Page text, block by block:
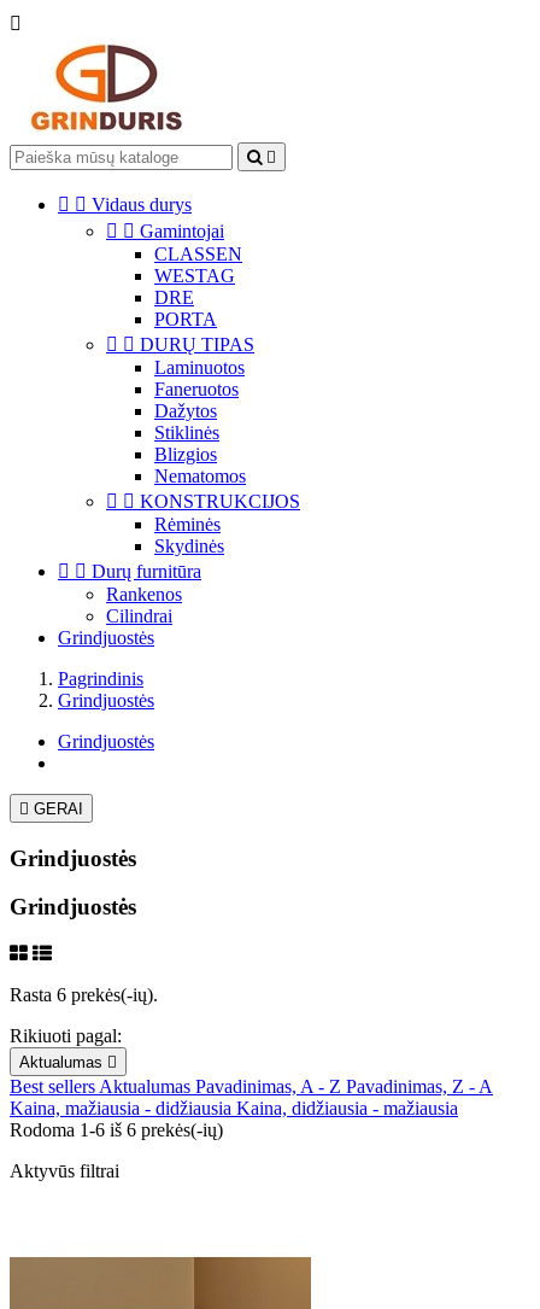


  Vidaus durys
  Gamintojai
CLASSEN
WESTAG
DRE
PORTA
  DURŲ TIPAS
Laminuotos
Faneruotos
Dažytos
Stiklinės
Blizgios
Nematomos
  KONSTRUKCIJOS
Rėminės
Skydinės
  Durų furnitūra
Rankenos
Cilindrai
Grindjuostės
Pagrindinis
Grindjuostės
Grindjuostės
 GERAI
Grindjuostės
Grindjuostės
Rasta 6 prekės(-ių).
Rikiuoti pagal:
Aktualumas 
Best sellers Aktualumas Pavadinimas, A - Z Pavadinimas, Z - A
Kaina, mažiausia - didžiausia Kaina, didžiausia - mažiausia
Rodoma 1-6 iš 6 prekės(-ių)
Aktyvūs filtrai